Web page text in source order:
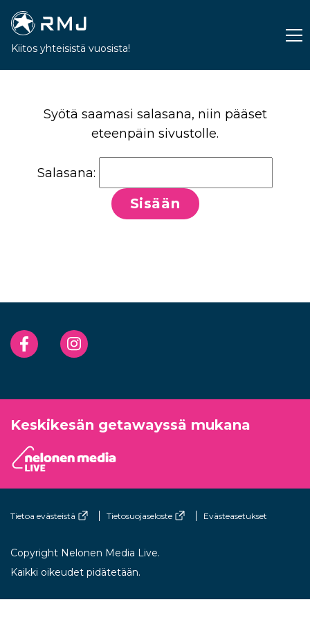
Kiitos yhteisistä vuosista!
Syötä saamasi salasana, niin pääset
eteenpäin sivustolle.
Salasana:
FacebookInstagram
Keskikesän getawayssä mukana
Tietoa evästeistä Tietosuojaseloste Evästeasetukset
Copyright Nelonen Media Live.
Kaikki oikeudet pidätetään.